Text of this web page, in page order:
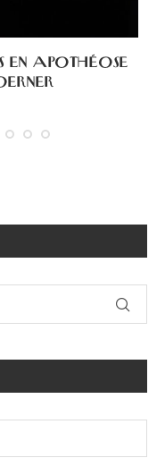
EN APOTHÉOSE